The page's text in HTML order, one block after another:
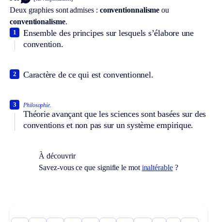
Deux graphies sont admises : conventionnalisme ou
conventionalisme.
Ensemble des principes sur lesquels s’élabore une
convention.
1
Caractère de ce qui est conventionnel.
2
Philosophie.
Théorie avançant que les sciences sont basées sur des
conventions et non pas sur un système empirique.
3
À découvrir
Savez-vous ce que signifie le mot inaltérable?